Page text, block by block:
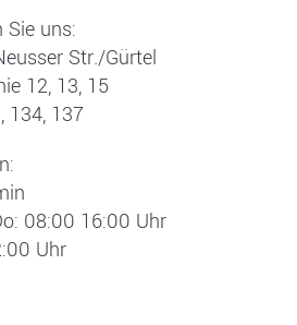
Sie uns:
Str./Gürtel
12, 13, 15
134, 137
08:00 16:00 Uhr
Uhr